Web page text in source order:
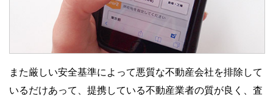
また厳しい安全基準によって悪質な不動産会社を排除して
いるだけあって、提携している不動産業者の質が良く、査